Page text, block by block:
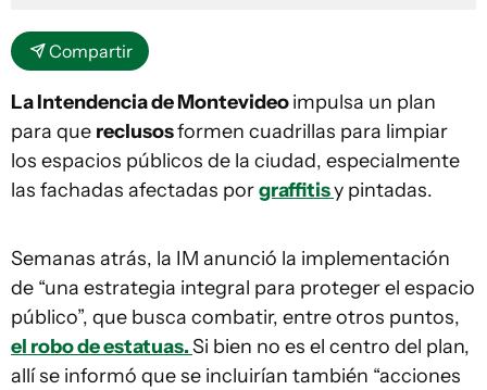
Compartir
La Intendencia de Montevideoimpulsa un plan
para que reclusosformen cuadrillas para limpiar
los espacios públicos de la ciudad, especialmente
las fachadas afectadas porgraffitisy pintadas.
Semanas atrás, la IM anunció la implementación
de “una estrategia integral para proteger el espacio
público”, que busca combatir, entre otros puntos,
el robo de estatuas.Si bien no es el centro del plan,
allí se informó que se incluirían también “acciones